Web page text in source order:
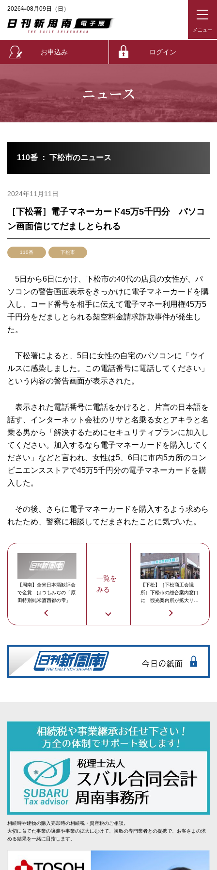
2026年08月09日（日）
お申込み ログイン
ニュース
110番 ： 下松市のニュース
2024年11月11日
［下松署］電子マネーカード45万5千円分 パソコ
ン画面信じてだましとられる
110番 下松市
5日から6日にかけ、下松市の40代の店員の女性が、パ
ソコンの警告画面表示をきっかけに電子マネーカードを購
入し、コード番号を相手に伝えて電子マネー利用権45万5
千円分をだましとられる架空料金請求詐欺事件が発生し
た。
下松署によると、5日に女性の自宅のパソコンに「ウイ
ルスに感染しました。この電話番号に電話してください」
という内容の警告画面が表示された。
表示された電話番号に電話をかけると、片言の日本語を
話す、インターネット会社のリサと名乗る女とアキラと名
乗る男から「解決するためにセキュリティプランに加入し
てください。加入するなら電子マネーカードを購入してく
ださい」などと言われ、女性は5、6日に市内5カ所のコン
ビニエンスストアで45万5千円分の電子マネーカードを購
入した。
その後、さらに電子マネーカードを購入するよう求めら
れたため、警察に相談してだまされたことに気づいた。
【周南】全米日本酒歓評会
で金賞 はつもみぢの「原
田特別純米酒西都の雫」
一覧を
みる
【下松】［下松商工会議
所］下松市の総合案内窓口
に 観光案内所が拡大リニ
相続時や建物の購入売却時の相続税・資産税のご相談。
大切に育てた事業の譲渡や事業の拡大にむけて、複数の専門業者との提携で、お客さまの求
める結果を一緒に目指します。